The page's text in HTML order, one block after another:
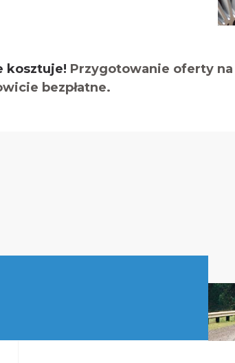
kosztuje! Przygotowanie oferty
bezpłatne.